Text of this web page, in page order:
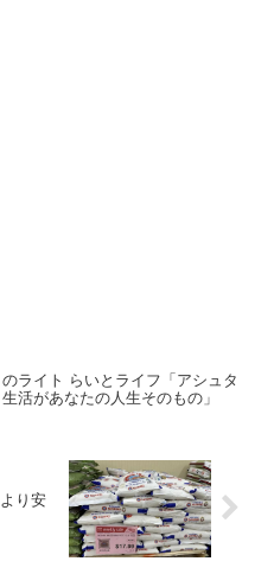
のライト らいとライフ「アシュタ
活があなたの人生そのもの」
り安